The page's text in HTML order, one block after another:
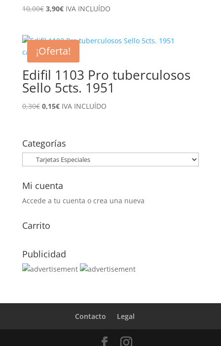
10,00€ El
era:
10,00€.
3,90€El
es:
3,90€.
IVA INCLUÍDO
¡Oferta!
Edifil 1103 Pro tuberculosos
Sello 5cts. 1951
0,30€ El
0,30€.
0,15€El
0,15€.
IVA INCLUÍDO
Categorías
Mi cuenta
Accede a tu cuenta o crea una nueva
Carrito
Publicidad
Contacto Legal